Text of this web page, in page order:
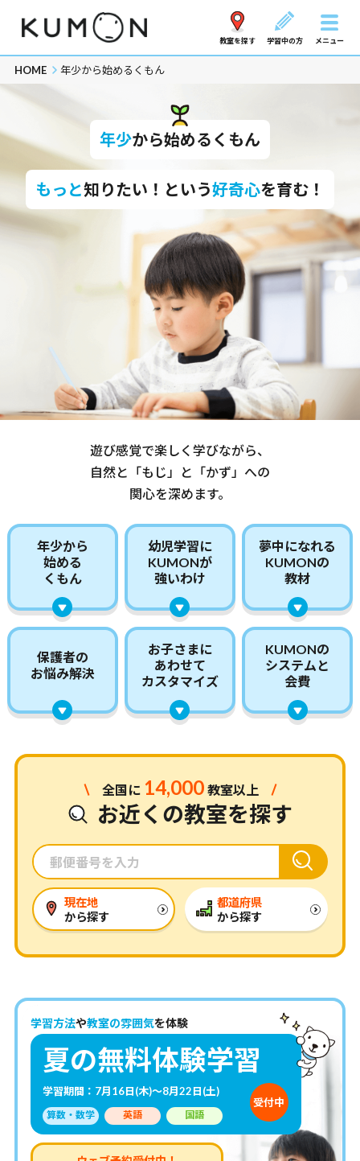
教室を探す 学習中の方 メニュー
HOME 年少から始めるくもん
年少から始めるくもん
もっと知りたい！という好奇心を育む！
遊び感覚で楽しく学びながら、
自然と「もじ」と「かず」への
関心を深めます。
年少から
始める
くもん
幼児学習に
KUMONが
強いわけ
夢中になれる
KUMONの
教材
保護者の
お悩み解決
お子さまに
あわせて
カスタマイズ
KUMONの
システムと
会費
全国に 14,000 教室以上
お近くの教室を探す
現在地
から探す
都道府県
から探す
学習方法や教室の雰囲気を体験
夏の無料体験学習
学習期間：7月16日(木)～8月22日(土)
算数・数学 英語 国語
受付中